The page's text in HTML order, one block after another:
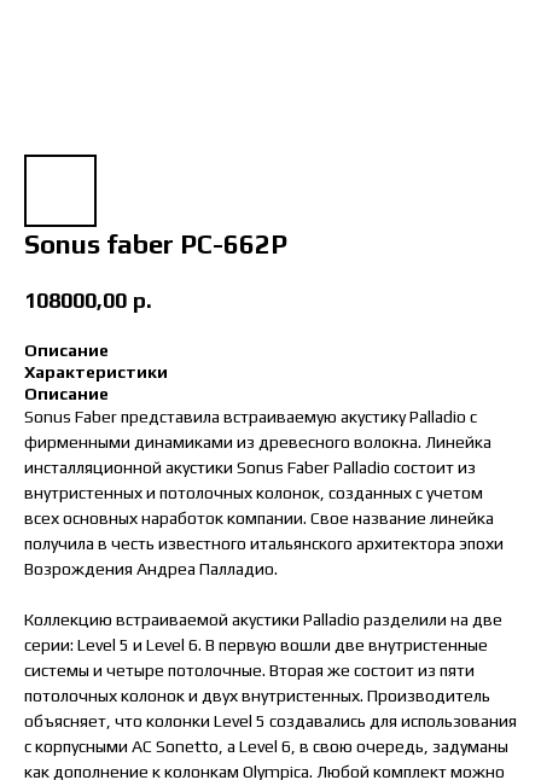
Sonus faber PC-662P
108000,00 р.
Описание
Характеристики
Описание
Sonus Faber представила встраиваемую акустику Palladio с
фирменными динамиками из древесного волокна. Линейка
инсталляционной акустики Sonus Faber Palladio состоит из
внутристенных и потолочных колонок, созданных с учетом
всех основных наработок компании. Свое название линейка
получила в честь известного итальянского архитектора эпохи
Возрождения Андреа Палладио.
Коллекцию встраиваемой акустики Palladio разделили на две
серии: Level 5 и Level 6. В первую вошли две внутристенные
системы и четыре потолочные. Вторая же состоит из пяти
потолочных колонок и двух внутристенных. Производитель
объясняет, что колонки Level 5 создавались для использования
с корпусными АС Sonetto, а Level 6, в свою очередь, задуманы
как дополнение к колонкам Olympica. Любой комплект можно